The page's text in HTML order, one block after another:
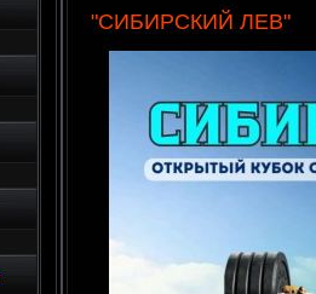
"СИБИРСКИЙ ЛЕВ"